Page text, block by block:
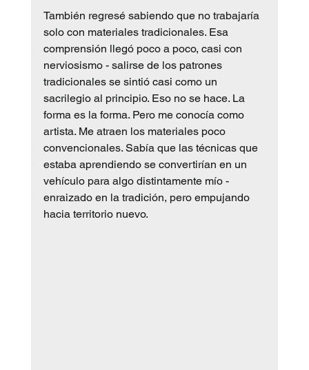
También regresé sabiendo que no trabajaría
solo con materiales tradicionales. Esa
comprensión llegó poco a poco, casi con
nerviosismo - salirse de los patrones
tradicionales se sintió casi como un
sacrilegio al principio. Eso no se hace. La
forma es la forma. Pero me conocía como
artista. Me atraen los materiales poco
convencionales. Sabía que las técnicas que
estaba aprendiendo se convertirían en un
vehículo para algo distintamente mío -
enraizado en la tradición, pero empujando
hacia territorio nuevo.